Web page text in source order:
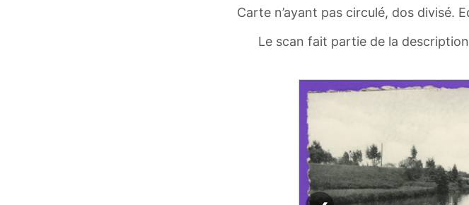
Carte n’ayant pas circulé, dos divisé.
Le scan fait partie de la